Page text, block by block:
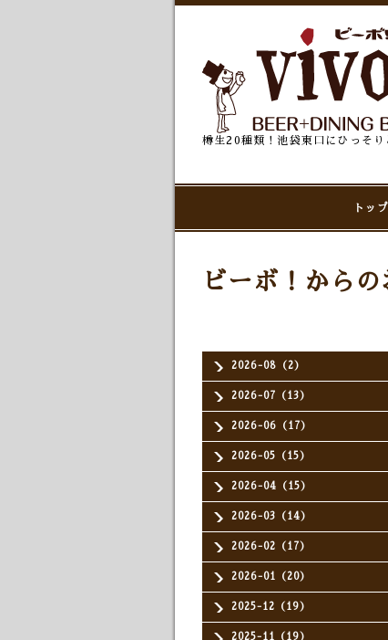
樽生20種類！池袋東口にひっそり
トッ
2026-08（2）
2026-07（13）
2026-06（17）
2026-05（15）
2026-04（15）
2026-03（14）
2026-02（17）
2026-01（20）
2025-12（19）
2025-11（19）
ビーボ！からの